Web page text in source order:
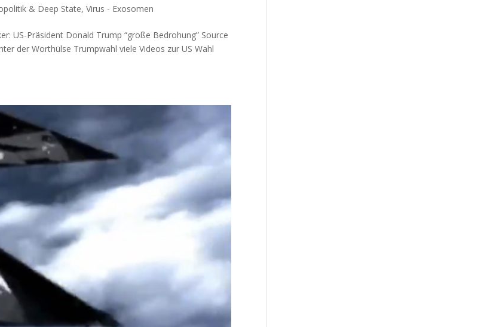
& Deep State,Virus - Exosomen
US-Prä­si­dent Donald Trump “gro­ße Bedrohung” Source
der Wort­hül­se Trump­wahl vie­le Vide­os zur US Wahl